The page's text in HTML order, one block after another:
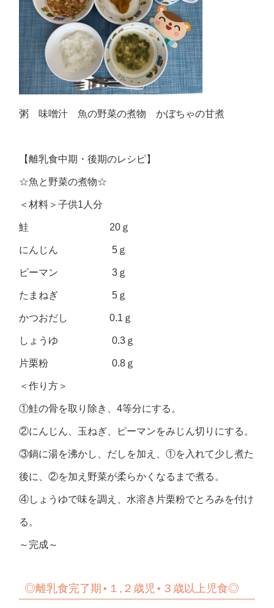
粥 味噌汁 魚の野菜の煮物 かぼちゃの甘煮
【離乳食中期・後期のレシピ】
☆魚と野菜の煮物☆
＜材料＞子供1人分
鮭 20ｇ
にんじん 5ｇ
ピーマン 3ｇ
たまねぎ 5ｇ
かつおだし 0.1ｇ
しょうゆ 0.3ｇ
片栗粉 0.8ｇ
＜作り方＞
①鮭の骨を取り除き、4等分にする。
②にんじん、玉ねぎ、ピーマンをみじん切りにする。
③鍋に湯を沸かし、だしを加え、①を入れて少し煮た
後に、②を加え野菜が柔らかくなるまで煮る。
④しょうゆで味を調え、水溶き片栗粉でとろみを付け
る。
～完成～
◎離乳食完了期⋆１,２歳児⋆３歳以上児食◎